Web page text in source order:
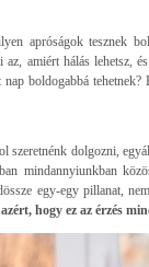
apróságok tesznek
amiért hálás lehetsz,
boldogabbá
szeretnénk dolgozni,
mindannyiunkban
egy-egy pillanat,
hogy ez az érzés